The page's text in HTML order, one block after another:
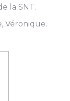
la SNT.
Véronique.